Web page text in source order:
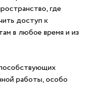
где
доступ к
в любое время и из
работы,​ особо